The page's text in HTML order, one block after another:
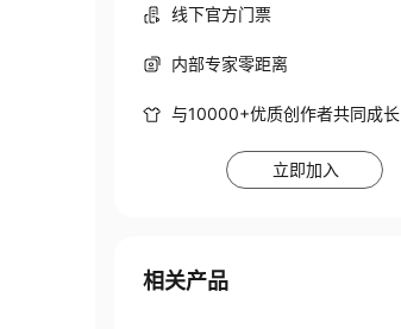
线下官方门票
内部专家零距离
与10000+优质创作者共同成长
立即加入
相关产品